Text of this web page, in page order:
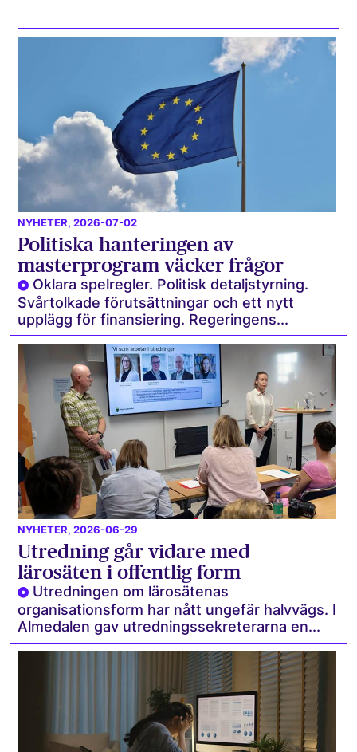
NYHETER, 2026-07-02
Politiska hanteringen av
masterprogram väcker frågor
Oklara spelregler. Politisk detaljstyrning.
Svårtolkade förutsättningar och ett nytt
upplägg för finansiering. Regeringens...
NYHETER, 2026-06-29
Utredning går vidare med
lärosäten i offentlig form
Utredningen om lärosätenas
organisationsform har nått ungefär halvvägs. I
Almedalen gav utredningssekreterarna en...